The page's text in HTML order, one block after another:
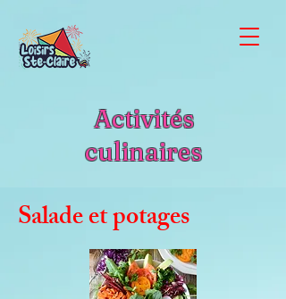
Activités
culinaires
Salade et potages